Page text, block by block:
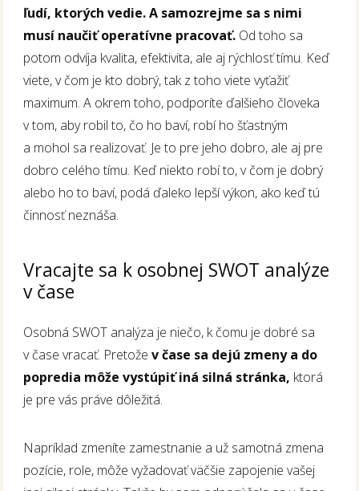
ľudí, ktorých vedie. A samozrejme sa s nimi
musí naučiť operatívne pracovať. Od toho sa
potom odvíja kvalita, efektivita, ale aj rýchlosť tímu. Keď
viete, v čom je kto dobrý, tak z toho viete vyťažiť
maximum. A okrem toho, podporíte ďalšieho človeka
v tom, aby robil to, čo ho baví, robí ho šťastným
a mohol sa realizovať. Je to pre jeho dobro, ale aj pre
dobro celého tímu. Keď niekto robí to, v čom je dobrý
alebo ho to baví, podá ďaleko lepší výkon, ako keď tú
činnosť neznáša.
Vracajte sa k osobnej SWOT analýze
v čase
Osobná SWOT analýza je niečo, k čomu je dobré sa
v čase vracať. Pretožev čase sa dejú zmeny a do
popredia môže vystúpiť iná silná stránka, ktorá
je pre vás práve dôležitá.
Napríklad zmeníte zamestnanie a už samotná zmena
pozície, role, môže vyžadovať väčšie zapojenie vašej